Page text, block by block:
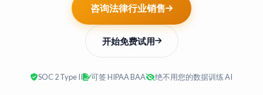
咨询法律行业销售
开始免费试用
SOC 2 Type II 可签 HIPAA BAA 绝不用您的数据训练 AI